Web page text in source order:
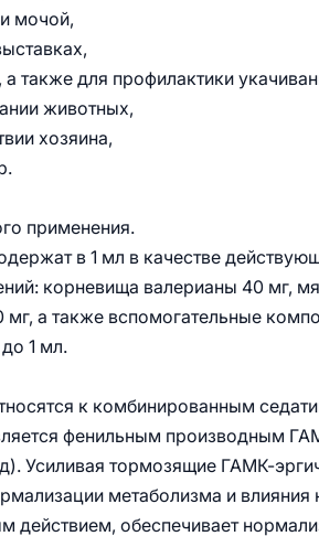
мочой,
также для профилактики
животных,
хозяина,
применения.
в 1 мл в качестве
корневища валерианы 40 мг,
мг, а также вспомогательные
1 мл.
к комбинированным
фенильным производным
Усиливая тормозящие ГАМК-
метаболизма и
действием, обеспечивает